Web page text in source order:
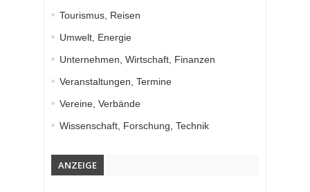
Tourismus, Reisen
Umwelt, Energie
Unternehmen, Wirtschaft, Finanzen
Veranstaltungen, Termine
Vereine, Verbände
Wissenschaft, Forschung, Technik
ANZEIGE